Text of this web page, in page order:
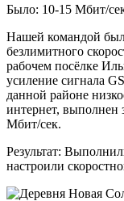
Было: 10-15 Мбит/
Нашей командой
безлимитного
рабочем посёлке
усиление сигнала
данной районе
интернет, выполнен
Мбит/сек.
Результат:
настроили